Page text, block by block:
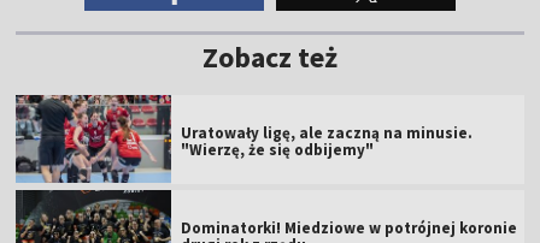
Zobacz też
Uratowały ligę, ale zaczną na minusie.
"Wierzę, że się odbijemy"
Dominatorki! Miedziowe w potrójnej koronie